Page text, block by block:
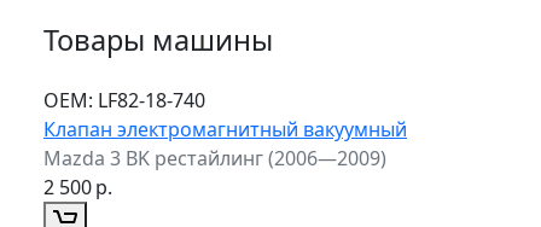
Товары машины
ОЕМ: LF82-18-740
Клапан электромагнитный вакуумный
Mazda 3 BK рестайлинг (2006—2009)
2 500р.